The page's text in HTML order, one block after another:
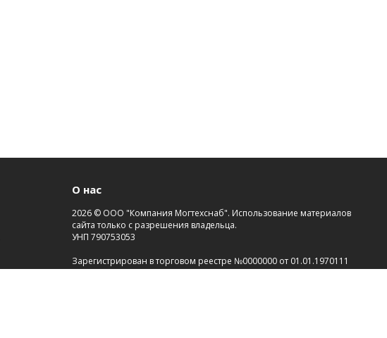
О нас
2026 © ООО "Компания Могтехснаб". Использование материалов
сайта только с разрешения владельца.
УНП 790753053
Зарегистрирован в торговом реестре №0000000 от 01.01.1970111